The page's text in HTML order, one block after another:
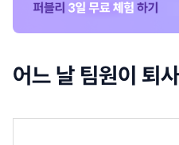
어느 날 팀원이 퇴